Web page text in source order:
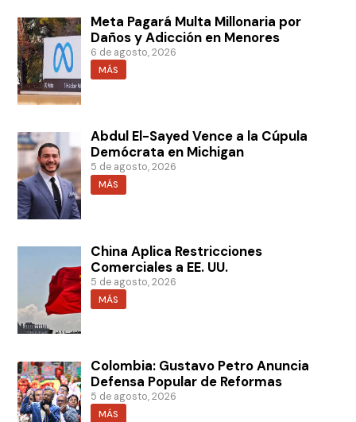
Meta Pagará Multa Millonaria por
Daños y Adicción en Menores
6 de agosto, 2026
MÁS
Abdul El-Sayed Vence a la Cúpula
Demócrata en Michigan
5 de agosto, 2026
MÁS
China Aplica Restricciones
Comerciales a EE. UU.
5 de agosto, 2026
MÁS
Colombia: Gustavo Petro Anuncia
Defensa Popular de Reformas
5 de agosto, 2026
MÁS